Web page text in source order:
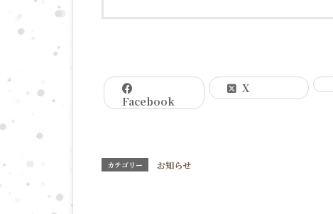
Facebook
X
カテゴリー お知らせ